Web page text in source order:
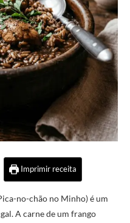
Imprimir receita
no-chão no Minho) é um
A carne de um frango